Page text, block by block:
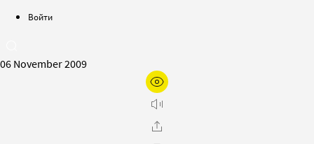
Войти
06 November 2009